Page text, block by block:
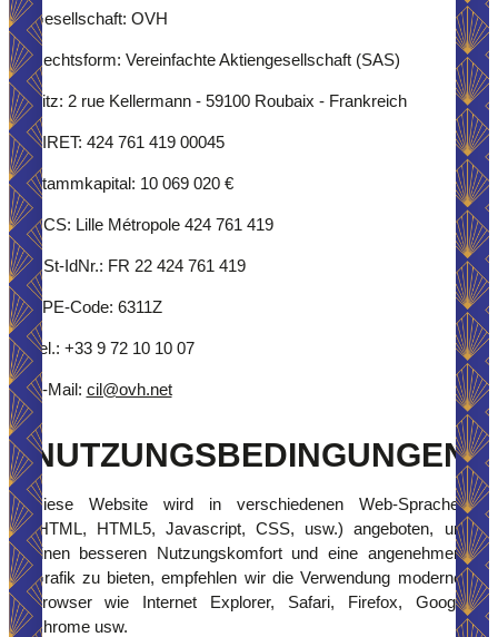
Gesellschaft: OVH
Rechtsform: Vereinfachte Aktiengesellschaft (SAS)
Sitz: 2 rue Kellermann - 59100 Roubaix - Frankreich
SIRET: 424 761 419 00045
Stammkapital: 10 069 020 €
RCS: Lille Métropole 424 761 419
USt-IdNr.: FR 22 424 761 419
APE-Code: 6311Z
Tel.: +33 9 72 10 10 07
E-Mail: cil@ovh.net
NUTZUNGSBEDINGUNGEN
Diese Website wird in verschiedenen Web-Sprachen
(HTML, HTML5, Javascript, CSS, usw.) angeboten, um
einen besseren Nutzungskomfort und eine angenehmere
Grafik zu bieten, empfehlen wir die Verwendung moderner
Browser wie Internet Explorer, Safari, Firefox, Google
Chrome usw.